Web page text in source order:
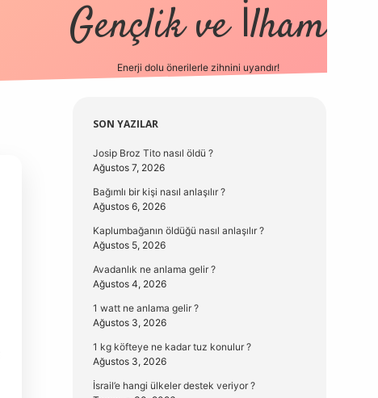
Gençlik ve İlham
Enerji dolu önerilerle zihnini uyandır!
Sidebar
SON YAZILAR
Josip Broz Tito nasıl öldü ?
Ağustos 7, 2026
Bağımlı bir kişi nasıl anlaşılır ?
Ağustos 6, 2026
Kaplumbağanın öldüğü nasıl anlaşılır ?
Ağustos 5, 2026
Avadanlık ne anlama gelir ?
Ağustos 4, 2026
1 watt ne anlama gelir ?
Ağustos 3, 2026
1 kg köfteye ne kadar tuz konulur ?
Ağustos 3, 2026
İsrail’e hangi ülkeler destek veriyor ?